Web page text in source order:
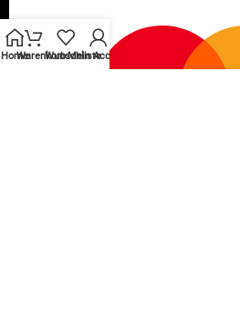
HomeWarenkorbWunschliste
Mein Account